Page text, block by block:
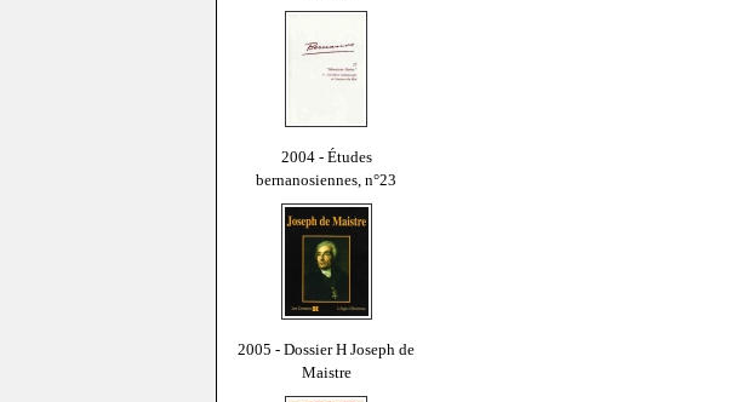
2004 - Études
bernanosiennes, n°23
2005 - Dossier H Joseph de
Maistre